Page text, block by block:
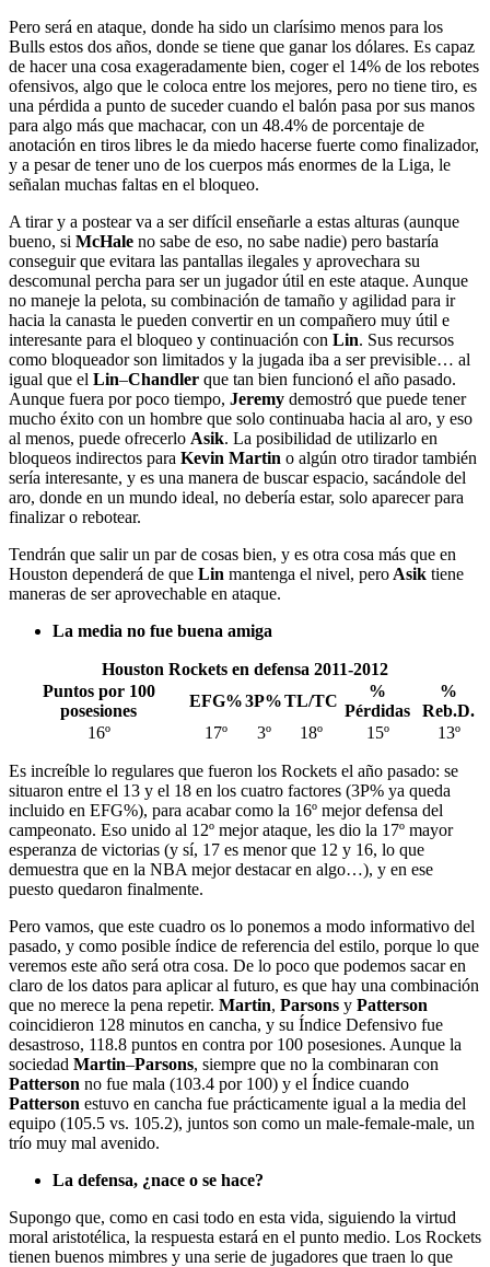
Pero será en ataque, donde ha sido un clarísimo menos para los
Bulls estos dos años, donde se tiene que ganar los dólares. Es capaz
de hacer una cosa exageradamente bien, coger el 14% de los rebotes
ofensivos, algo que le coloca entre los mejores, pero no tiene tiro, es
una pérdida a punto de suceder cuando el balón pasa por sus manos
para algo más que machacar, con un 48.4% de porcentaje de
anotación en tiros libres le da miedo hacerse fuerte como finalizador,
y a pesar de tener uno de los cuerpos más enormes de la Liga, le
señalan muchas faltas en el bloqueo.
A tirar y a postear va a ser difícil enseñarle a estas alturas (aunque
bueno, si McHale no sabe de eso, no sabe nadie) pero bastaría
conseguir que evitara las pantallas ilegales y aprovechara su
descomunal percha para ser un jugador útil en este ataque. Aunque
no maneje la pelota, su combinación de tamaño y agilidad para ir
hacia la canasta le pueden convertir en un compañero muy útil e
interesante para el bloqueo y continuación con Lin. Sus recursos
como bloqueador son limitados y la jugada iba a ser previsible… al
igual que el Lin–Chandler que tan bien funcionó el año pasado.
Aunque fuera por poco tiempo, Jeremy demostró que puede tener
mucho éxito con un hombre que solo continuaba hacia al aro, y eso
al menos, puede ofrecerlo Asik. La posibilidad de utilizarlo en
bloqueos indirectos para Kevin Martin o algún otro tirador también
sería interesante, y es una manera de buscar espacio, sacándole del
aro, donde en un mundo ideal, no debería estar, solo aparecer para
finalizar o rebotear.
Tendrán que salir un par de cosas bien, y es otra cosa más que en
Houston dependerá de que Lin mantenga el nivel, pero Asik tiene
maneras de ser aprovechable en ataque.
La media no fue buena amiga
Houston Rockets en defensa 2011-2012
Puntos por 100
posesiones
EFG%3P%TL/TC
%
Pérdidas
%
Reb.D.
16º
17º 3º 18º 15º 13º
Es increíble lo regulares que fueron los Rockets el año pasado: se
situaron entre el 13 y el 18 en los cuatro factores (3P% ya queda
incluido en EFG%), para acabar como la 16º mejor defensa del
campeonato. Eso unido al 12º mejor ataque, les dio la 17º mayor
esperanza de victorias (y sí, 17 es menor que 12 y 16, lo que
demuestra que en la NBA mejor destacar en algo…), y en ese
puesto quedaron finalmente.
Pero vamos, que este cuadro os lo ponemos a modo informativo del
pasado, y como posible índice de referencia del estilo, porque lo que
veremos este año será otra cosa. De lo poco que podemos sacar en
claro de los datos para aplicar al futuro, es que hay una combinación
que no merece la pena repetir. Martin, Parsons y Patterson
coincidieron 128 minutos en cancha, y su Índice Defensivo fue
desastroso, 118.8 puntos en contra por 100 posesiones. Aunque la
sociedad Martin–Parsons, siempre que no la combinaran con
Patterson no fue mala (103.4 por 100) y el Índice cuando
Patterson estuvo en cancha fue prácticamente igual a la media del
equipo (105.5 vs. 105.2), juntos son como un male-female-male, un
trío muy mal avenido.
La defensa, ¿nace o se hace?
Supongo que, como en casi todo en esta vida, siguiendo la virtud
moral aristotélica, la respuesta estará en el punto medio. Los Rockets
tienen buenos mimbres y una serie de jugadores que traen lo que